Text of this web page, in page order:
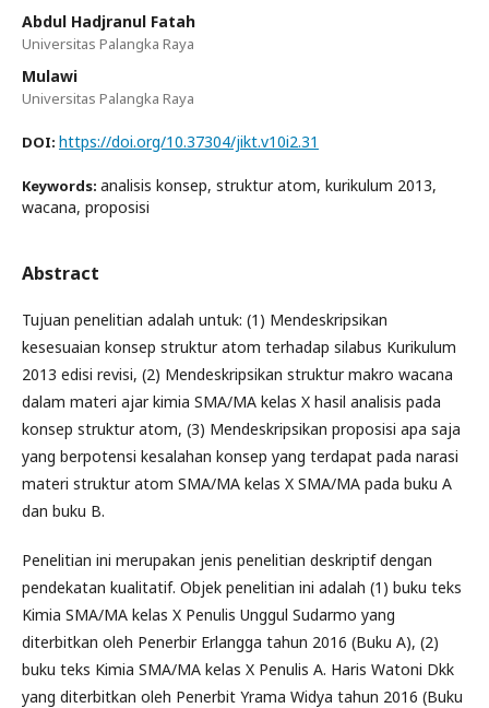
Abdul Hadjranul Fatah
Universitas Palangka Raya
Mulawi
Universitas Palangka Raya
DOI: https://doi.org/10.37304/jikt.v10i2.31
Keywords: analisis konsep, struktur atom, kurikulum 2013,
wacana, proposisi
Abstract
Tujuan penelitian adalah untuk: (1) Mendeskripsikan
kesesuaian konsep struktur atom terhadap silabus Kurikulum
2013 edisi revisi, (2) Mendeskripsikan struktur makro wacana
dalam materi ajar kimia SMA/MA kelas X hasil analisis pada
konsep struktur atom, (3) Mendeskripsikan proposisi apa saja
yang berpotensi kesalahan konsep yang terdapat pada narasi
materi struktur atom SMA/MA kelas X SMA/MA pada buku A
dan buku B.
Penelitian ini merupakan jenis penelitian deskriptif dengan
pendekatan kualitatif. Objek penelitian ini adalah (1) buku teks
Kimia SMA/MA kelas X Penulis Unggul Sudarmo yang
diterbitkan oleh Penerbir Erlangga tahun 2016 (Buku A), (2)
buku teks Kimia SMA/MA kelas X Penulis A. Haris Watoni Dkk
yang diterbitkan oleh Penerbit Yrama Widya tahun 2016 (Buku